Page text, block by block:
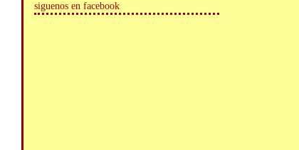
siguenos en facebook